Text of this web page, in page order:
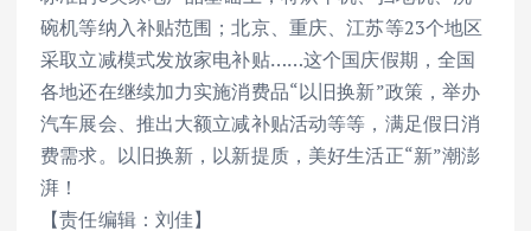
碗机等纳入补贴范围；北京、重庆、江苏等23个地区
采取立减模式发放家电补贴……这个国庆假期，全国
各地还在继续加力实施消费品“以旧换新”政策，举办
汽车展会、推出大额立减补贴活动等等，满足假日消
费需求。以旧换新，以新提质，美好生活正“新”潮澎
湃！
【责任编辑：刘佳】